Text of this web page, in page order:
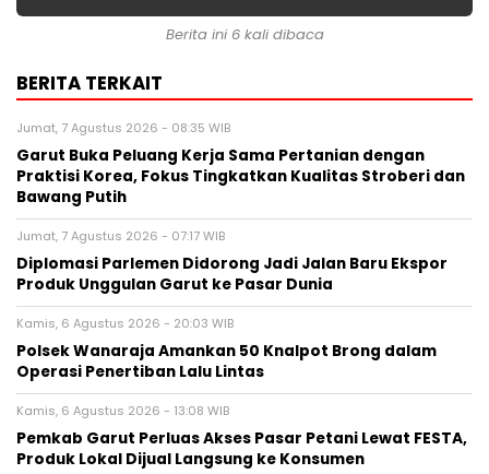
Berita ini 6 kali dibaca
BERITA TERKAIT
Jumat, 7 Agustus 2026 - 08:35 WIB
Garut Buka Peluang Kerja Sama Pertanian dengan
Praktisi Korea, Fokus Tingkatkan Kualitas Stroberi dan
Bawang Putih
Jumat, 7 Agustus 2026 - 07:17 WIB
Diplomasi Parlemen Didorong Jadi Jalan Baru Ekspor
Produk Unggulan Garut ke Pasar Dunia
Kamis, 6 Agustus 2026 - 20:03 WIB
Polsek Wanaraja Amankan 50 Knalpot Brong dalam
Operasi Penertiban Lalu Lintas
Kamis, 6 Agustus 2026 - 13:08 WIB
Pemkab Garut Perluas Akses Pasar Petani Lewat FESTA,
Produk Lokal Dijual Langsung ke Konsumen